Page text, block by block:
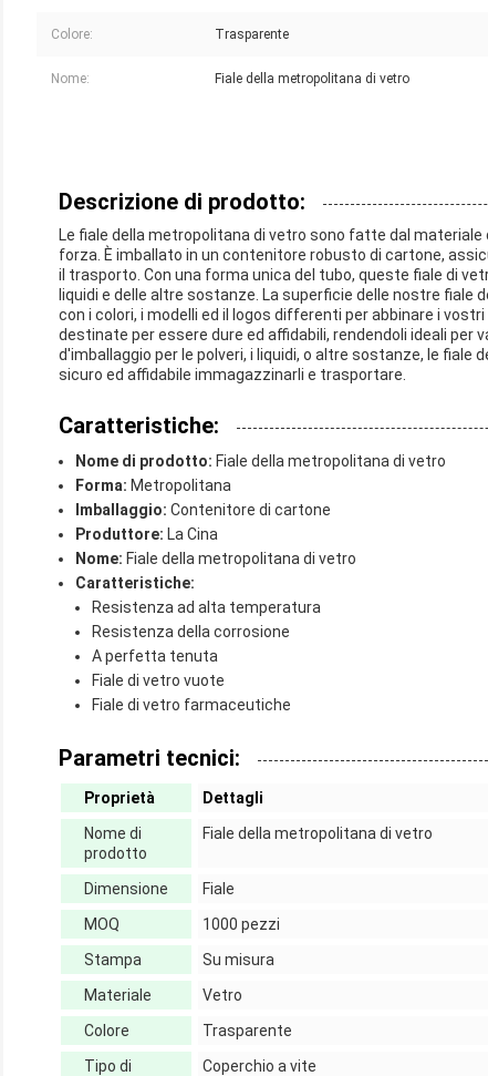
Colore: Trasparente
Nome: Fiale della metropolitana di vetro
Descrizione di prodotto:
Le fiale della metropolitana di vetro sono fatte dal
forza. È imballato in un contenitore robusto di cartone,
il trasporto. Con una forma unica del tubo, queste fiale di
liquidi e delle altre sostanze. La superficie delle nostre
con i colori, i modelli ed il logos differenti per abbinare i
destinate per essere dure ed affidabili, rendendoli ideali per
d'imballaggio per le polveri, i liquidi, o altre sostanze, le
sicuro ed affidabile immagazzinarli e trasportare.
Caratteristiche:
Nome di prodotto: Fiale della metropolitana di vetro
Forma: Metropolitana
Imballaggio: Contenitore di cartone
Produttore: La Cina
Nome: Fiale della metropolitana di vetro
Caratteristiche:
Resistenza ad alta temperatura
Resistenza della corrosione
A perfetta tenuta
Fiale di vetro vuote
Fiale di vetro farmaceutiche
Parametri tecnici:
Proprietà
Dettagli
Nome di
prodotto
Fiale della metropolitana di vetro
Dimensione
Fiale
MOQ
1000 pezzi
Stampa
Su misura
Materiale
Vetro
Colore
Trasparente
Tipo di
Coperchio a vite